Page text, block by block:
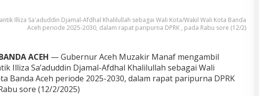
Illiza Sa'aduddin Djamal-Afdhal Khalilullah sebagai Wali Kota/Wakil Wali Kota Banda
Aceh periode 2025-2030, dalam rapat paripurna DPRK , pada Rabu sore (12/2)
ACEH — Gubernur Aceh Muzakir Manaf mengambil
Illiza Sa’aduddin Djamal-Afdhal Khalilullah sebagai Wali
Banda Aceh periode 2025-2030, dalam rapat paripurna DPRK
sore (12/2/2025)